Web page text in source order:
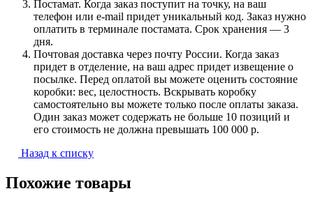
Постамат. Когда заказ поступит на точку, на ваш
телефон или e-mail придет уникальный код. Заказ нужно
оплатить в терминале постамата. Срок хранения — 3
дня.
Почтовая доставка через почту России. Когда заказ
придет в отделение, на ваш адрес придет извещение о
посылке. Перед оплатой вы можете оценить состояние
коробки: вес, целостность. Вскрывать коробку
самостоятельно вы можете только после оплаты заказа.
Один заказ может содержать не больше 10 позиций и
его стоимость не должна превышать 100 000 р.
Назад к списку
Похожие товары